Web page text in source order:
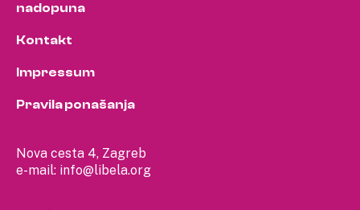
Nova cesta 4, Zagreb
e-mail: info@libela.org
nadopuna
Kontakt
Impressum
Pravila ponašanja